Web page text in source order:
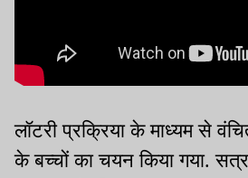
लॉटरी प्रक्रिया के माध्यम से
के बच्चों का चयन किया गया.